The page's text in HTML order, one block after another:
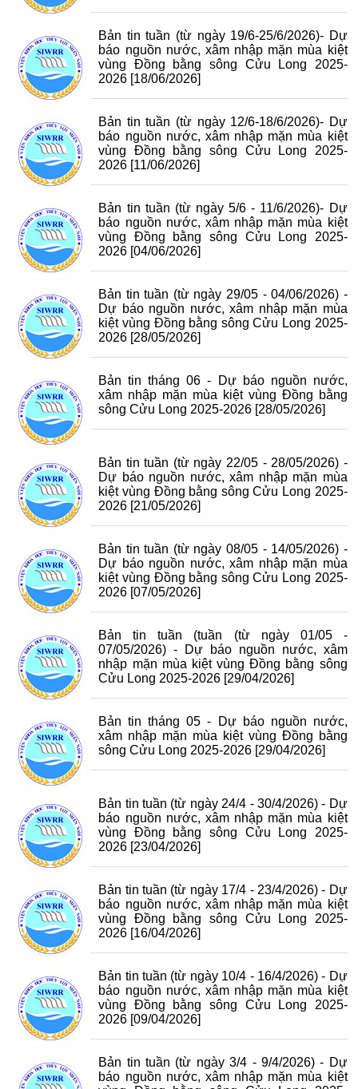
Bản tin tuần (từ ngày 19/6-25/6/2026)- Dự
báo nguồn nước, xâm nhập mặn mùa kiệt
vùng Đồng bằng sông Cửu Long 2025-
2026 [18/06/2026]
Bản tin tuần (từ ngày 12/6-18/6/2026)- Dự
báo nguồn nước, xâm nhập mặn mùa kiệt
vùng Đồng bằng sông Cửu Long 2025-
2026 [11/06/2026]
Bản tin tuần (từ ngày 5/6 - 11/6/2026)- Dự
báo nguồn nước, xâm nhập mặn mùa kiệt
vùng Đồng bằng sông Cửu Long 2025-
2026 [04/06/2026]
Bản tin tuần (từ ngày 29/05 - 04/06/2026) -
Dự báo nguồn nước, xâm nhập mặn mùa
kiệt vùng Đồng bằng sông Cửu Long 2025-
2026 [28/05/2026]
Bản tin tháng 06 - Dự báo nguồn nước,
xâm nhập mặn mùa kiệt vùng Đồng bằng
sông Cửu Long 2025-2026 [28/05/2026]
Bản tin tuần (từ ngày 22/05 - 28/05/2026) -
Dự báo nguồn nước, xâm nhập mặn mùa
kiệt vùng Đồng bằng sông Cửu Long 2025-
2026 [21/05/2026]
Bản tin tuần (từ ngày 08/05 - 14/05/2026) -
Dự báo nguồn nước, xâm nhập mặn mùa
kiệt vùng Đồng bằng sông Cửu Long 2025-
2026 [07/05/2026]
Bản tin tuần (tuần (từ ngày 01/05 -
07/05/2026) - Dự báo nguồn nước, xâm
nhập mặn mùa kiệt vùng Đồng bằng sông
Cửu Long 2025-2026 [29/04/2026]
Bản tin tháng 05 - Dự báo nguồn nước,
xâm nhập mặn mùa kiệt vùng Đồng bằng
sông Cửu Long 2025-2026 [29/04/2026]
Bản tin tuần (từ ngày 24/4 - 30/4/2026) - Dự
báo nguồn nước, xâm nhập mặn mùa kiệt
vùng Đồng bằng sông Cửu Long 2025-
2026 [23/04/2026]
Bản tin tuần (từ ngày 17/4 - 23/4/2026) - Dự
báo nguồn nước, xâm nhập mặn mùa kiệt
vùng Đồng bằng sông Cửu Long 2025-
2026 [16/04/2026]
Bản tin tuần (từ ngày 10/4 - 16/4/2026) - Dự
báo nguồn nước, xâm nhập mặn mùa kiệt
vùng Đồng bằng sông Cửu Long 2025-
2026 [09/04/2026]
Bản tin tuần (từ ngày 3/4 - 9/4/2026) - Dự
báo nguồn nước, xâm nhập mặn mùa kiệt